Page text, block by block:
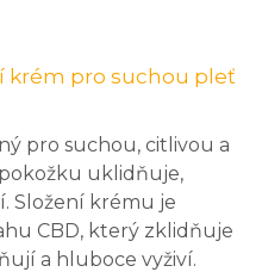
krém pro suchou pleť
pro suchou, citlivou a
uklidňuje,
Složení krému je
CBD, který zklidňuje
a hluboce vyživí.